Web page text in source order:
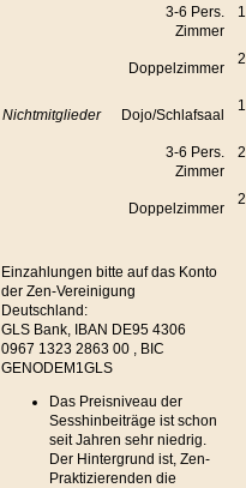
3-6 Pers.
Zimmer
Doppelzimmer
Nichtmitglieder Dojo/Schlafsaal
3-6 Pers.
Zimmer
Doppelzimmer
Einzahlungen bitte auf das Konto
der Zen-Vereinigung
Deutschland:
GLS Bank, IBAN DE95 4306
0967 1323 2863 00 , BIC
GENODEM1GLS
Das Preisniveau der
Sesshinbeiträge ist schon
seit Jahren sehr niedrig.
Der Hintergrund ist, Zen-
Praktizierenden die